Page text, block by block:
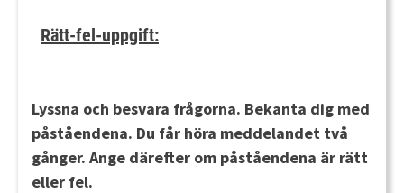
Rätt-fel-uppgift:
Lyssna och besvara frågorna. Bekanta dig med
påståendena. Du får höra meddelandet två
gånger. Ange därefter om påståendena är rätt
eller fel.